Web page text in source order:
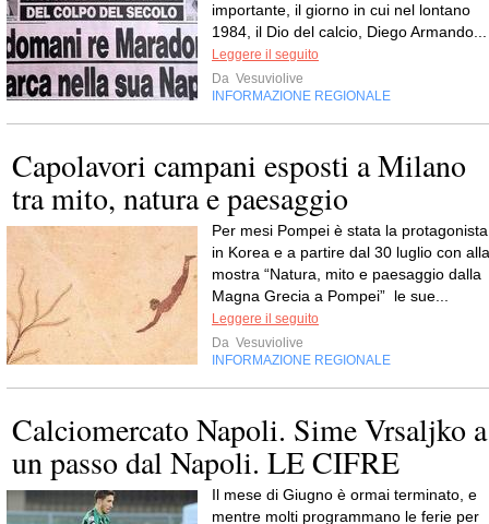
importante, il giorno in cui nel lontano
1984, il Dio del calcio, Diego Armando...
Leggere il seguito
Da Vesuviolive
INFORMAZIONE REGIONALE
Capolavori campani esposti a Milano
tra mito, natura e paesaggio
Per mesi Pompei è stata la protagonista
in Korea e a partire dal 30 luglio con alla
mostra “Natura, mito e paesaggio dalla
Magna Grecia a Pompei” le sue...
Leggere il seguito
Da Vesuviolive
INFORMAZIONE REGIONALE
Calciomercato Napoli. Sime Vrsaljko a
un passo dal Napoli. LE CIFRE
Il mese di Giugno è ormai terminato, e
mentre molti programmano le ferie per